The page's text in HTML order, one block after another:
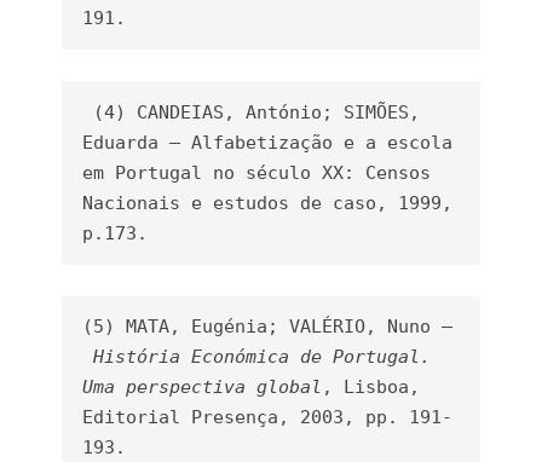
191.
(4) CANDEIAS, António; SIMÕES,
Eduarda – Alfabetização e a escola
em Portugal no século XX: Censos
Nacionais e estudos de caso, 1999,
p.173.
(5) MATA, Eugénia; VALÉRIO, Nuno –
História Económica de Portugal.
Uma perspectiva global , Lisboa,
Editorial Presença, 2003, pp. 191-
193.